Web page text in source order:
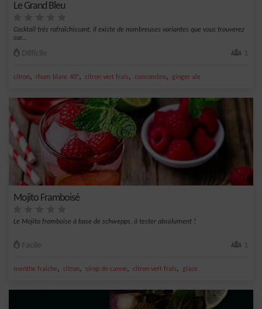
Le Grand Bleu
Cocktail très rafraîchissant. Il existe de nombreuses variantes que vous trouverez
sur...
Difficile 1
citron, rhum blanc 40°, citron vert frais, concombre, ginger ale
Mojito Framboisé
Le Mojito framboise à base de schwepps, à tester absolument !
Facile 1
menthe fraîche, citron, sirop de canne, citron vert frais, glace